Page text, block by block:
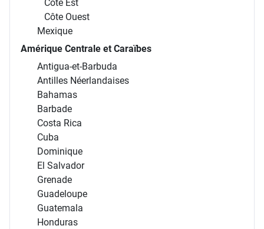
Côte Est
Côte Ouest
Mexique
Amérique Centrale et Caraïbes
Antigua-et-Barbuda
Antilles Néerlandaises
Bahamas
Barbade
Costa Rica
Cuba
Dominique
El Salvador
Grenade
Guadeloupe
Guatemala
Honduras